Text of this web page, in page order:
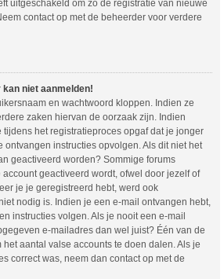
uitgeschakeld om zo de registratie van nieuwe
contact op met de beheerder voor verdere
niet aanmelden!
en wachtwoord kloppen. Indien ze
zaken hiervan de oorzaak zijn. Indien
tijdens het registratieproces opgaf dat je jonger
ontvangen instructies opvolgen. Als dit niet het
geactiveerd worden? Sommige forums
geactiveerd wordt, ofwel door jezelf of
je je geregistreerd hebt, werd ook
nodig is. Indien je een e-mail ontvangen hebt,
instructies volgen. Als je nooit een e-mail
e-mailadres dan wel juist? Één van de
aantal valse accounts te doen dalen. Als je
correct was, neem dan contact op met de